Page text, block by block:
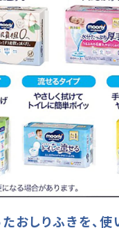
おしりふきを、使